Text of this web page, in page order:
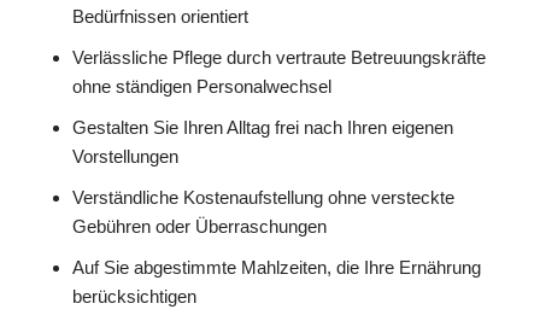
Bedürfnissen orientiert
Verlässliche Pflege durch vertraute Betreuungskräfte
ohne ständigen Personalwechsel
Gestalten Sie Ihren Alltag frei nach Ihren eigenen
Vorstellungen
Verständliche Kostenaufstellung ohne versteckte
Gebühren oder Überraschungen
Auf Sie abgestimmte Mahlzeiten, die Ihre Ernährung
berücksichtigen